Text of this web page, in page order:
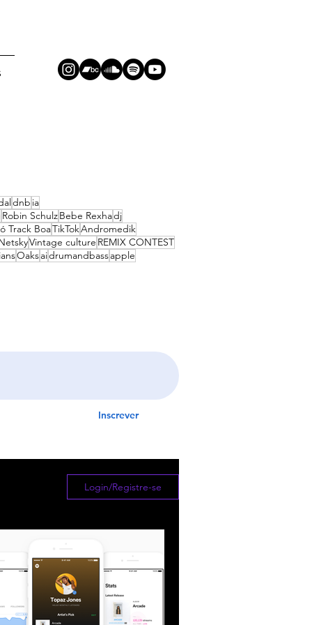
Inscrever
dnb ia
Robin SchulzBebe Rexhadj
Track BoaTikTokAndromedik
Vintage culture REMIX CONTEST
Oaksaidrumandbassapple
Login/Registre-se